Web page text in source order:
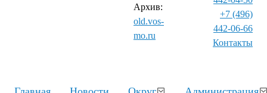
Архив:
old.vos-
mo.ru
+7 (496)
442-06-66
Контакты⁠